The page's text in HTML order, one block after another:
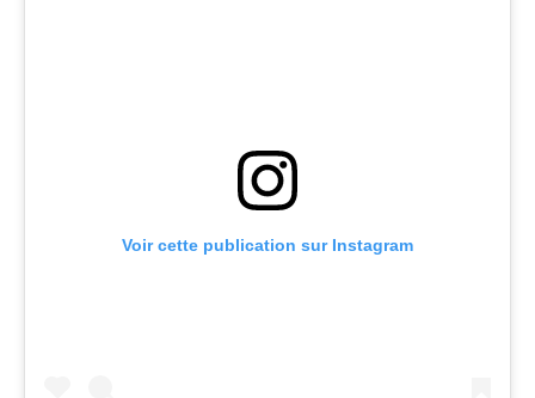
Voir cette publication sur Instagram